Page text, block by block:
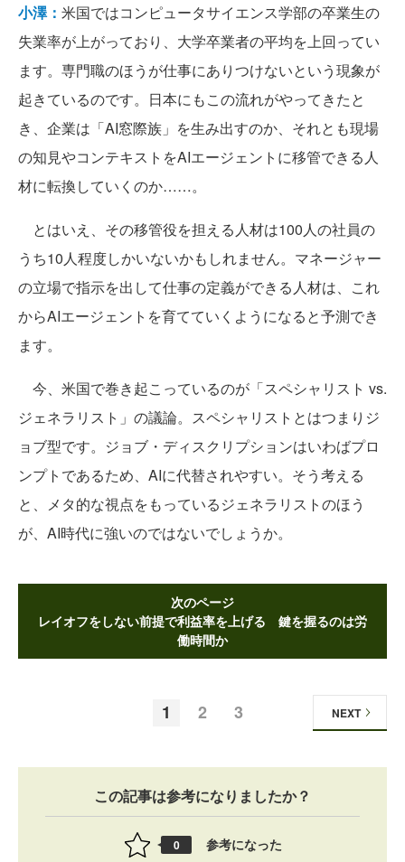
小澤： 米国ではコンピュータサイエンス学部の卒業生の
失業率が上がっており、大学卒業者の平均を上回ってい
ます。専門職のほうが仕事にありつけないという現象が
起きているのです。日本にもこの流れがやってきたと
き、企業は「AI窓際族」を生み出すのか、それとも現場
の知見やコンテキストをAIエージェントに移管できる人
材に転換していくのか……。
とはいえ、その移管役を担える人材は100人の社員の
うち10人程度しかいないかもしれません。マネージャー
の立場で指示を出して仕事の定義ができる人材は、これ
からAIエージェントを育てていくようになると予測でき
ます。
今、米国で巻き起こっているのが「スペシャリスト vs.
ジェネラリスト」の議論。スペシャリストとはつまりジ
ョブ型です。ジョブ・ディスクリプションはいわばプロ
ンプトであるため、AIに代替されやすい。そう考える
と、メタ的な視点をもっているジェネラリストのほう
が、AI時代に強いのではないでしょうか。
次のページ
レイオフをしない前提で利益率を上げる 鍵を握るのは労
働時間か
1 2 3 NEXT
この記事は参考になりましたか？
0 参考になった